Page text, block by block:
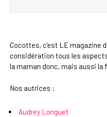
Cocottes, c’est LE magazine
considération tous les
la maman donc, mais aussi la
Nos autrices :
Audrey Longuet